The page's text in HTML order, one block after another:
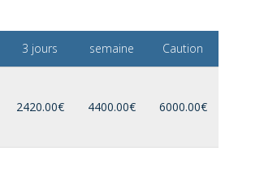
3 jours semaine Caution
2420.00€ 4400.00€ 6000.00€